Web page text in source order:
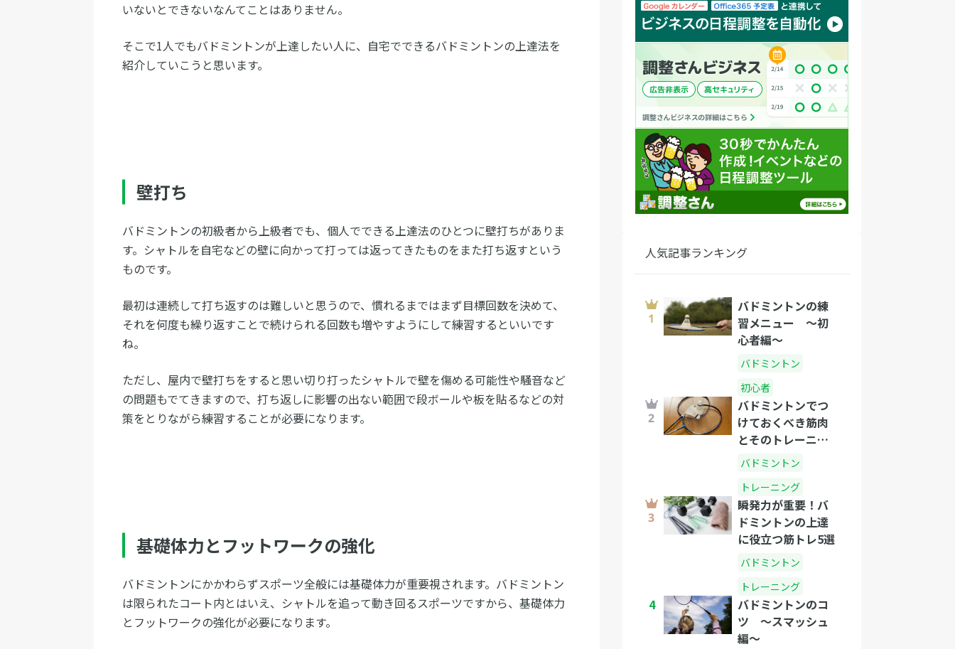
いないとできないなんてことはありません。
そこで1人でもバドミントンが上達したい人に、自宅でできるバドミントンの上達法を
紹介していこうと思います。
壁打ち
バドミントンの初級者から上級者でも、個人でできる上達法のひとつに壁打ちがありま
す。シャトルを自宅などの壁に向かって打っては返ってきたものをまた打ち返すという
ものです。
最初は連続して打ち返すのは難しいと思うので、慣れるまではまず目標回数を決めて、
それを何度も繰り返すことで続けられる回数も増やすようにして練習するといいです
ね。
ただし、屋内で壁打ちをすると思い切り打ったシャトルで壁を傷める可能性や騒音など
の問題もでてきますので、打ち返しに影響の出ない範囲で段ボールや板を貼るなどの対
策をとりながら練習することが必要になります。
基礎体力とフットワークの強化
バドミントンにかかわらずスポーツ全般には基礎体力が重要視されます。バドミントン
は限られたコート内とはいえ、シャトルを追って動き回るスポーツですから、基礎体力
とフットワークの強化が必要になります。
人気記事ランキング
バドミントンの練
習メニュー 〜初
心者編〜
バドミントン
初心者
バドミントンでつ
けておくべき筋肉
とそのトレーニン
グ方法
バドミントン
トレーニング
瞬発力が重要！バ
ドミントンの上達
に役立つ筋トレ5選
バドミントン
トレーニング
4
バドミントンのコ
ツ 〜スマッシュ
編〜